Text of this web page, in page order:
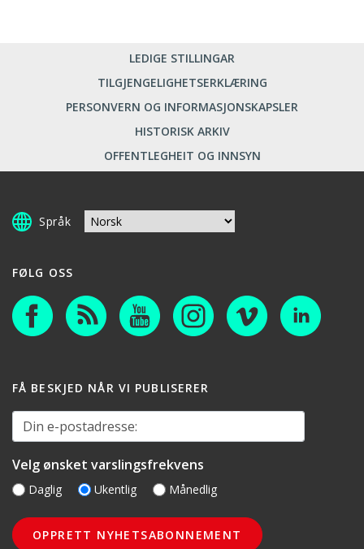
LEDIGE STILLINGAR
TILGJENGELIGHETSERKLÆRING
PERSONVERN OG INFORMASJONSKAPSLER
HISTORISK ARKIV
OFFENTLEGHEIT OG INNSYN
Språk
FØLG OSS
FÅ BESKJED NÅR VI PUBLISERER
Din e-postadresse:
Velg ønsket varslingsfrekvens
Daglig Ukentlig Månedlig